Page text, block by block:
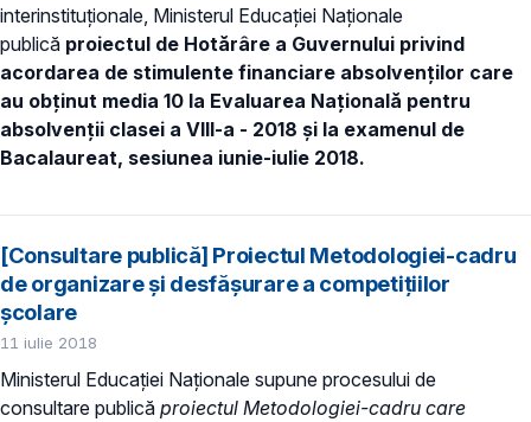
interinstituționale, Ministerul Educaţiei Naţionale
publică proiectul de Hotărâre a Guvernului privind
acordarea de stimulente financiare absolvenților care
au obținut media 10 la Evaluarea Naţională pentru
absolvenții clasei a VIII-a - 2018 și la examenul de
Bacalaureat, sesiunea iunie-iulie 2018.
[Consultare publică] Proiectul Metodologiei-cadru
de organizare și desfășurare a competițiilor
școlare
11 iulie 2018
Ministerul Educaţiei Naţionale supune procesului de
consultare publică proiectul Metodologiei-cadru care